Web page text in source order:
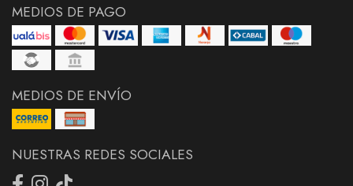
MEDIOS DE PAGO
MEDIOS DE ENVÍO
NUESTRAS REDES SOCIALES